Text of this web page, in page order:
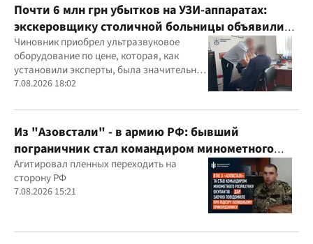
Почти 6 млн грн убытков на УЗИ-аппаратах:
экскеровщику столичной больницы объявили
подозрение
Чиновник приобрел ультразвуковое
оборудование по цене, которая, как
установили эксперты, была значительно
выше рыночной
7.08.2026 18:02
Из "Азовстали" - в армию РФ: бывший
пограничник стал командиром минометного
расчета оккупантов
Агитировал пленных переходить на
сторону РФ
7.08.2026 15:21